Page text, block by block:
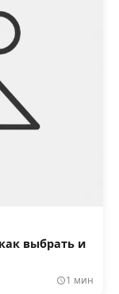
выбрать и
1 мин